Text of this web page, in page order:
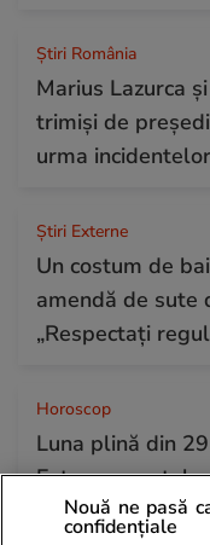
Știri România
Marius Lazurca
trimiși de
urma
Știri Externe
Un costum de
amendă de sute
„Respectați
Horoscop
Luna plină din
Este momentul
direcția vieții
Nouă ne pasă
confidențiale